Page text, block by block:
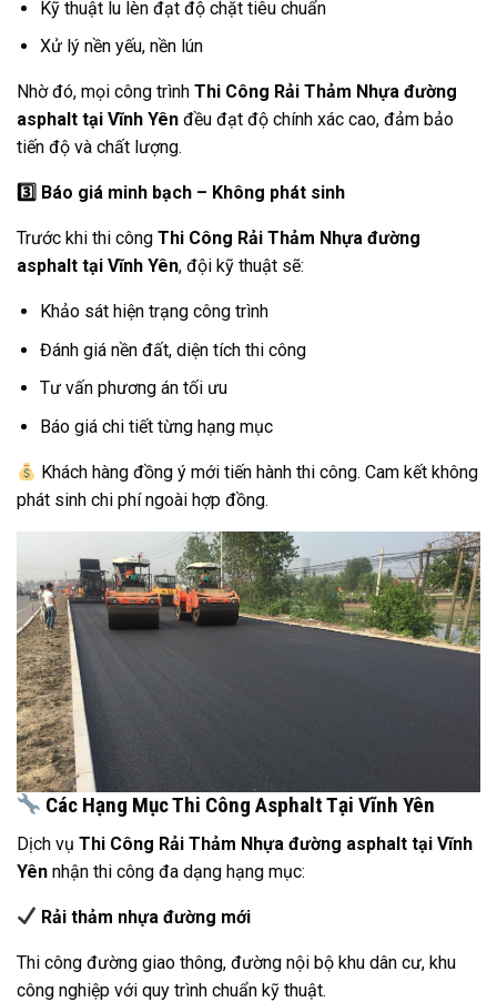
Kỹ thuật lu lèn đạt độ chặt tiêu chuẩn
Xử lý nền yếu, nền lún
Nhờ đó, mọi công trình Thi Công Rải Thảm Nhựa đường
asphalt tại Vĩnh Yên đều đạt độ chính xác cao, đảm bảo
tiến độ và chất lượng.
3️ Báo giá minh bạch – Không phát sinh
Trước khi thi công Thi Công Rải Thảm Nhựa đường
asphalt tại Vĩnh Yên, đội kỹ thuật sẽ:
Khảo sát hiện trạng công trình
Đánh giá nền đất, diện tích thi công
Tư vấn phương án tối ưu
Báo giá chi tiết từng hạng mục
Khách hàng đồng ý mới tiến hành thi công. Cam kết không
phát sinh chi phí ngoài hợp đồng.
Các Hạng Mục Thi Công Asphalt Tại Vĩnh Yên
Dịch vụ Thi Công Rải Thảm Nhựa đường asphalt tại Vĩnh
Yên nhận thi công đa dạng hạng mục:
Rải thảm nhựa đường mới
Thi công đường giao thông, đường nội bộ khu dân cư, khu
công nghiệp với quy trình chuẩn kỹ thuật.